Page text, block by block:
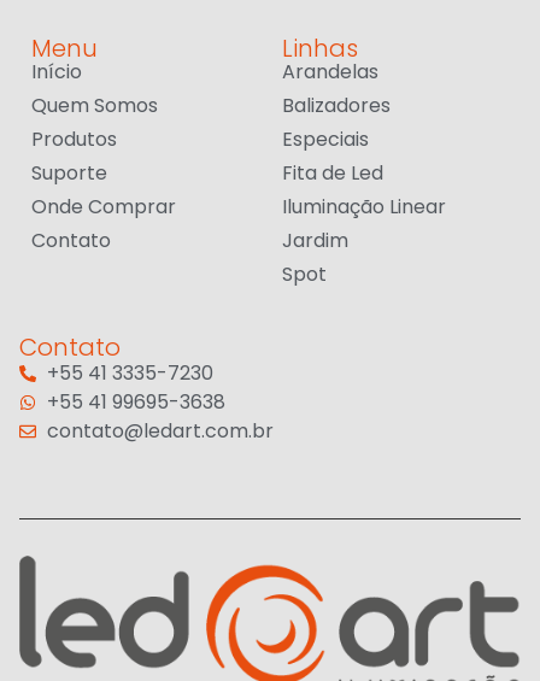
Menu
Início
Quem Somos
Produtos
Suporte
Onde Comprar
Contato
Linhas
Arandelas
Balizadores
Especiais
Fita de Led
Iluminação Linear
Jardim
Spot
Contato
+55 41 3335-7230
+55 41 99695-3638
contato@ledart.com.br